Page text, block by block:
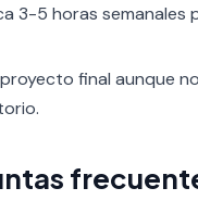
3-5 horas semanales
final aunque